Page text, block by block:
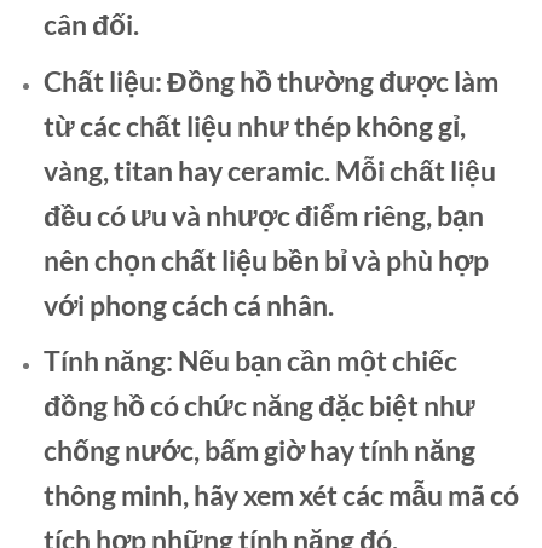
cân đối.
Chất liệu:Đồng hồ thường được làm
từ các chất liệu như thép không gỉ,
vàng, titan hay ceramic. Mỗi chất liệu
đều có ưu và nhược điểm riêng, bạn
nên chọn chất liệu bền bỉ và phù hợp
với phong cách cá nhân.
Tính năng: Nếu bạn cần một chiếc
đồng hồ có chức năng đặc biệt như
chống nước, bấm giờ hay tính năng
thông minh, hãy xem xét các mẫu mã có
tích hợp những tính năng đó.